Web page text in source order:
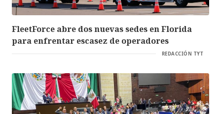
FleetForce abre dos nuevas sedes en Florida
para enfrentar escasez de operadores
REDACCIÓN TYT